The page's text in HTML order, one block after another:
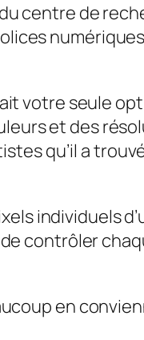
centre de
votre seule
et des
qu’il a
individuels
contrôler
en